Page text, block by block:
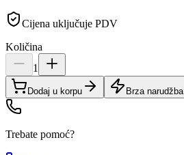
Cijena uključuje PDV
Količina
1
Dodaj u korpu Brza narudžba
Trebate pomoć?